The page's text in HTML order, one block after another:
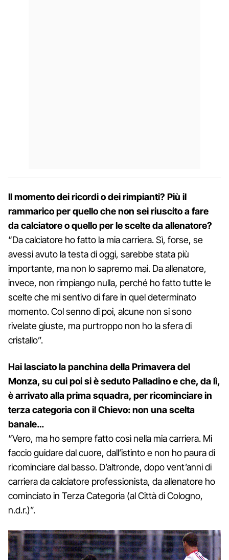
Il momento dei ricordi o dei rimpianti? Più il
rammarico per quello che non sei riuscito a fare
da calciatore o quello per le scelte da allenatore?
“Da calciatore ho fatto la mia carriera. Sì, forse, se
avessi avuto la testa di oggi, sarebbe stata più
importante, ma non lo sapremo mai. Da allenatore,
invece, non rimpiango nulla, perché ho fatto tutte le
scelte che mi sentivo di fare in quel determinato
momento. Col senno di poi, alcune non si sono
rivelate giuste, ma purtroppo non ho la sfera di
cristallo”.
Hai lasciato la panchina della Primavera del
Monza, su cui poi si è seduto Palladino e che, da lì,
è arrivato alla prima squadra, per ricominciare in
terza categoria con il Chievo: non una scelta
banale…
“Vero, ma ho sempre fatto così nella mia carriera. Mi
faccio guidare dal cuore, dall’istinto e non ho paura di
ricominciare dal basso. D’altronde, dopo vent’anni di
carriera da calciatore professionista, da allenatore ho
cominciato in Terza Categoria (al Città di Cologno,
n.d.r.)”.